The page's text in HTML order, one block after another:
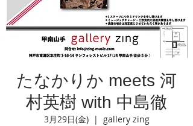
たなかりか meets 河
村英樹 with 中島徹
3月29日(金)
  |
gallery zing